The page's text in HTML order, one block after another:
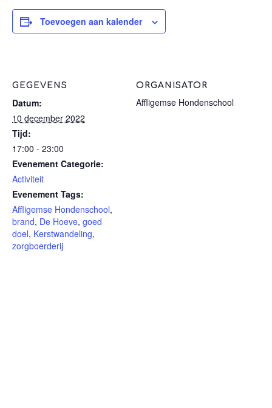
Toevoegen aan kalender
GEGEVENS
Datum:
10 december 2022
Tijd:
17:00 - 23:00
Evenement Categorie:
Activiteit
Evenement Tags:
Affligemse Hondenschool,
brand, De Hoeve, goed
doel, Kerstwandeling,
zorgboerderij
ORGANISATOR
Affligemse Hondenschool